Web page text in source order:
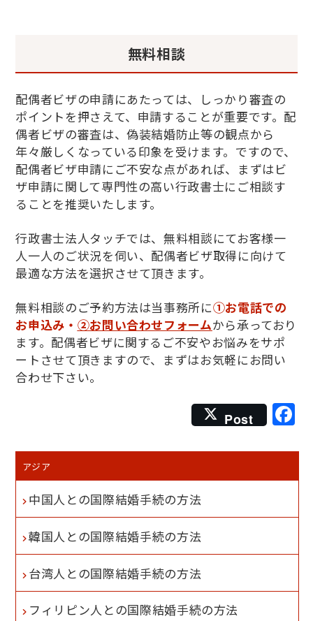
無料相談
配偶者ビザの申請にあたっては、しっかり審査の
ポイントを押さえて、申請することが重要です。配
偶者ビザの審査は、偽装結婚防止等の観点から
年々厳しくなっている印象を受けます。ですので、
配偶者ビザ申請にご不安な点があれば、まずはビ
ザ申請に関して専門性の高い行政書士にご相談す
ることを推奨いたします。
行政書士法人タッチでは、無料相談にてお客様一
人一人のご状況を伺い、配偶者ビザ取得に向けて
最適な方法を選択させて頂きます。
無料相談のご予約方法は当事務所に①お電話での
お申込み・ ②お問い合わせフォームから承っており
ます。配偶者ビザに関するご不安やお悩みをサポ
ートさせて頂きますので、まずはお気軽にお問い
合わせ下さい。
Post
アジア
中国人との国際結婚手続の方法
韓国人との国際結婚手続の方法
台湾人との国際結婚手続の方法
フィリピン人との国際結婚手続の方法